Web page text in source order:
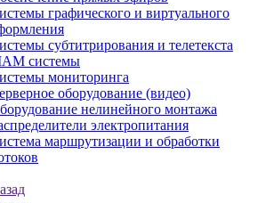
графического и виртуального
субтитрирования и телетекста
системы
мониторинга
оборудование (видео)
нелинейного монтажа
электропитания
маршрутизации и обработки